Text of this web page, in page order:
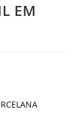
EM